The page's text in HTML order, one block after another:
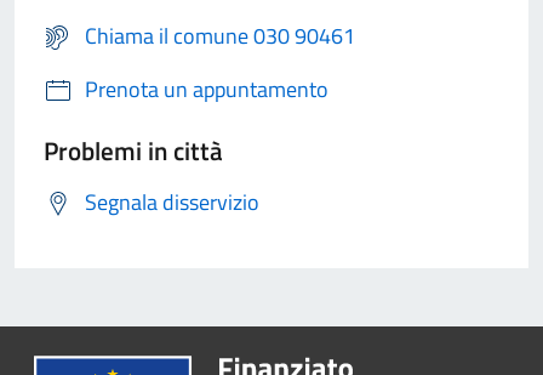
Chiama il comune 030 90461
Prenota un appuntamento
Problemi in città
Segnala disservizio